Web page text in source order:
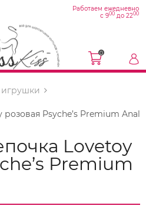
Работаем ежедневно
с 900 до 2200
0
игрушки
Psyche’s Premium Anal
Lovetoy
Premium